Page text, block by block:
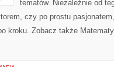
tematów. Niezależnie od
czy po prostu
kroku. Zobacz także